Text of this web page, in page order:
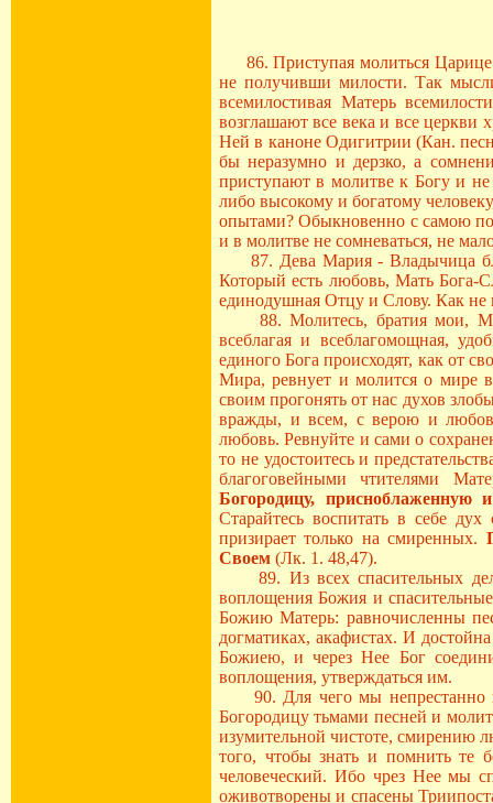
86. Приступая молиться Царице
не получивши милости. Так
всемилостивая Матерь
возглашают все века и все церкви
Ней в каноне Одигитрии (Кан.
бы неразумно и дерзко, а
приступают в молитве к Богу и
либо высокому и богатому
опытами? Обыкновенно с самою
и в молитве не сомневаться, не
87. Дева Мария - Владычица
Который есть любовь, Мать Бога-
единодушная Отцу и Слову. Как не
88. Молитесь, братия мои,
всеблагая и всеблагомощная,
единого Бога происходят, как от
Мира, ревнует и молится о мире
своим прогонять от нас духов
вражды, и всем, с верою и
любовь. Ревнуйте и сами о
то не удостоитесь и
благоговейными чтителями
Богородицу, присноблаженную
Старайтесь воспитать в себе
призирает только на смиренных.
Своем (Лк. 1. 48,47).
89. Из всех спасительных дел
воплощения Божия и
Божию Матерь: равночисленны
догматиках, акафистах. И
Божиею, и через Нее Бог
воплощения, утверждаться им.
90. Для чего мы непрестанно
Богородицу тьмами песней и
изумительной чистоте, смирению
того, чтобы знать и помнить те
человеческий. Ибо чрез Нее мы
оживотворены и спасены